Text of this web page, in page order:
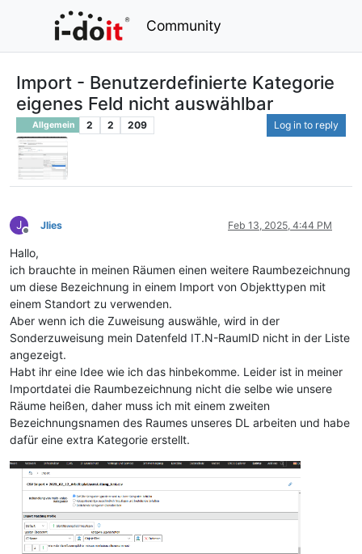
Community
Import - Benutzerdefinierte Kategorie
eigenes Feld nicht auswählbar
Allgemein 2 2 209 Log in to reply
J
Offline
Jlies Feb 13, 2025, 4:44 PM
Hallo,
ich brauchte in meinen Räumen einen weitere Raumbezeichnung
um diese Bezeichnung in einem Import von Objekttypen mit
einem Standort zu verwenden.
Aber wenn ich die Zuweisung auswähle, wird in der
Sonderzuweisung mein Datenfeld IT.N-RaumID nicht in der Liste
angezeigt.
Habt ihr eine Idee wie ich das hinbekomme. Leider ist in meiner
Importdatei die Raumbezeichnung nicht die selbe wie unsere
Räume heißen, daher muss ich mit einem zweiten
Bezeichnungsnamen des Raumes unseres DL arbeiten und habe
dafür eine extra Kategorie erstellt.